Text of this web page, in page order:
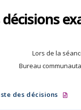
décisions
Lors de la
Bureau
des décisions